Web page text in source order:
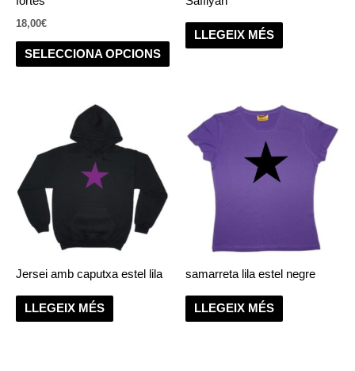
18,00€
SELECCIONA OPCIONS
pàgina
del
LLEGEIX MÉS
Jersei amb caputxa estel lila
LLEGEIX MÉS
samarreta lila estel negre
LLEGEIX MÉS